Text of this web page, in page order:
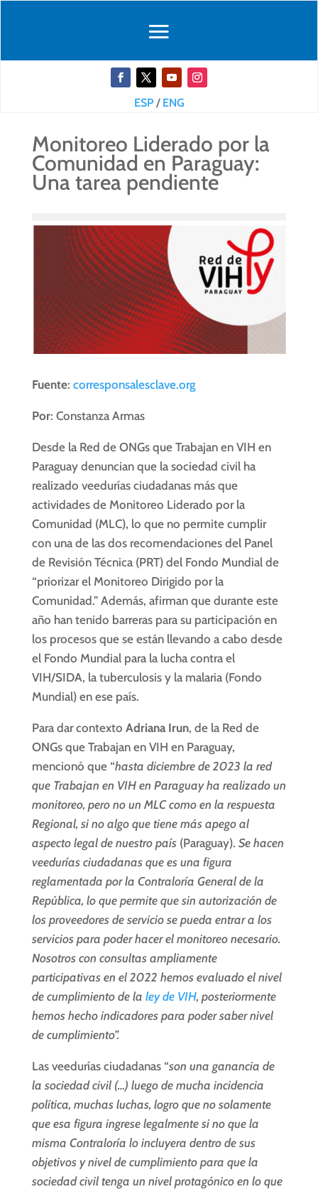
ESP/ ENG
Monitoreo Liderado por la
Comunidad en Paraguay:
Una tarea pendiente
Fuente: corresponsalesclave.org
Por: Constanza Armas
Desde la Red de ONGs que Trabajan en VIH en
Paraguay denuncian que la sociedad civil ha
realizado veedurías ciudadanas más que
actividades de Monitoreo Liderado por la
Comunidad (MLC), lo que no permite cumplir
con una de las dos recomendaciones del Panel
de Revisión Técnica (PRT) del Fondo Mundial de
“priorizar el Monitoreo Dirigido por la
Comunidad.” Además, afirman que durante este
año han tenido barreras para su participación en
los procesos que se están llevando a cabo desde
el Fondo Mundial para la lucha contra el
VIH/SIDA, la tuberculosis y la malaria (Fondo
Mundial) en ese país.
Para dar contexto Adriana Irun, de la Red de
ONGs que Trabajan en VIH en Paraguay,
mencionó que “hasta diciembre de 2023 la red
que Trabajan en VIH en Paraguay ha realizado un
monitoreo, pero no un MLC como en la respuesta
Regional, si no algo que tiene más apego al
aspecto legal de nuestro país (Paraguay). Se hacen
veedurías ciudadanas que es una figura
reglamentada por la Contraloría General de la
República, lo que permite que sin autorización de
los proveedores de servicio se pueda entrar a los
servicios para poder hacer el monitoreo necesario.
Nosotros con consultas ampliamente
participativas en el 2022 hemos evaluado el nivel
de cumplimiento de la ley de VIH, posteriormente
hemos hecho indicadores para poder saber nivel
de cumplimiento”.
Las veedurías ciudadanas “son una ganancia de
la sociedad civil (…) luego de mucha incidencia
política, muchas luchas, logro que no solamente
que esa figura ingrese legalmente si no que la
misma Contraloría lo incluyera dentro de sus
objetivos y nivel de cumplimiento para que la
sociedad civil tenga un nivel protagónico en lo que